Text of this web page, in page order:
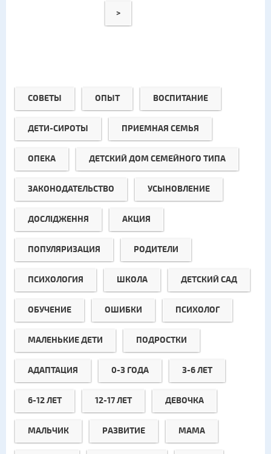
>
СОВЕТЫ ОПЫТ ВОСПИТАНИЕ
ДЕТИ-СИРОТЫ ПРИЕМНАЯ СЕМЬЯ
ОПЕКА ДЕТСКИЙ ДОМ СЕМЕЙНОГО ТИПА
ЗАКОНОДАТЕЛЬСТВО УСЫНОВЛЕНИЕ
ДОСЛІДЖЕННЯ АКЦИЯ
ПОПУЛЯРИЗАЦИЯ РОДИТЕЛИ
ПСИХОЛОГИЯ ШКОЛА ДЕТСКИЙ САД
ОБУЧЕНИЕ ОШИБКИ ПСИХОЛОГ
МАЛЕНЬКИЕ ДЕТИ ПОДРОСТКИ
АДАПТАЦИЯ 0-3 ГОДА 3-6 ЛЕТ
6-12 ЛЕТ 12-17 ЛЕТ ДЕВОЧКА
МАЛЬЧИК РАЗВИТИЕ МАМА